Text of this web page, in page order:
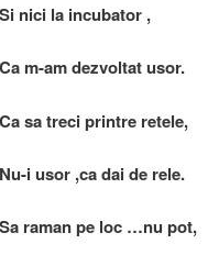
Si nici la incubator ,
Ca m-am dezvoltat usor.
Ca sa treci printre retele,
Nu-i usor ,ca dai de rele.
Sa raman pe loc …nu pot,